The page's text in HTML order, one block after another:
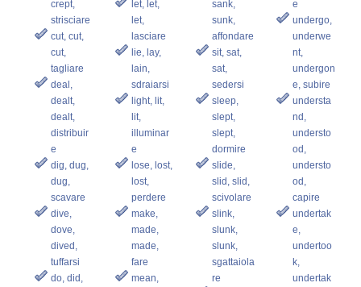
crept,
strisciare
cut, cut,
cut,
tagliare
deal,
dealt,
dealt,
distribuir
e
dig, dug,
dug,
scavare
dive,
dove,
dived,
tuffarsi
do, did,
let, let,
let,
lasciare
lie, lay,
lain,
sdraiarsi
light, lit,
lit,
illuminar
e
lose, lost,
lost,
perdere
make,
made,
made,
fare
mean,
sank,
sunk,
affondare
sit, sat,
sat,
sedersi
sleep,
slept,
slept,
dormire
slide,
slid, slid,
scivolare
slink,
slunk,
slunk,
sgattaiola
re
e
undergo,
underwe
nt,
undergon
e, subire
understa
nd,
understo
od,
understo
od,
capire
undertak
e,
undertoo
k,
undertak